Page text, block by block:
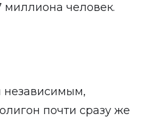
миллиона человек.
независимым,
почти сразу же